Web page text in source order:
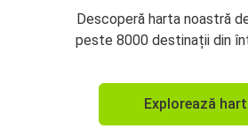
Descoperă harta noastră
peste 8000 destinații din
Explorează